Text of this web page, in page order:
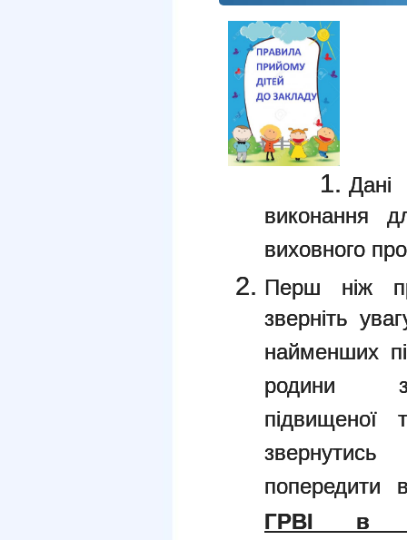
виконання
виховного
Перш ніж
зверніть
найменших
родини
підвищеної
попередити
ГРВІ в